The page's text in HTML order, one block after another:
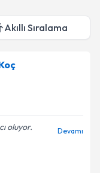
Akıllı Sıralama
oluyor.
Devamı